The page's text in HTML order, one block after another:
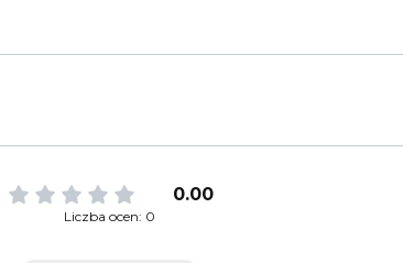
0.00
Liczba ocen: 0